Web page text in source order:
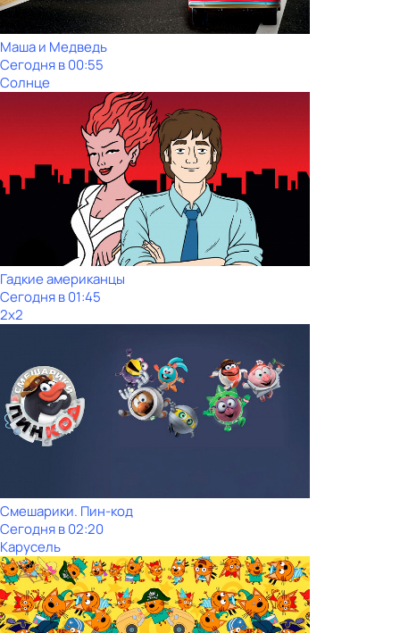
Маша и Медведь
Сегодня в 00:55
Солнце
Гадкие американцы
Сегодня в 01:45
2x2
Смешарики. Пин-код
Сегодня в 02:20
Карусель